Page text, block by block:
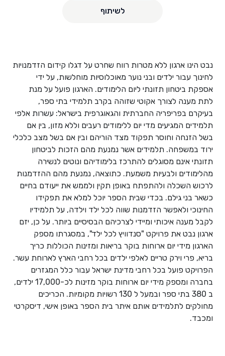
לשיתוף
נבט הינו ארגון ללא מטרות רווח שחרט על דגלו קידום הזדמנויות
לחינוך עבור ילדים ובני נוער מאוכלוסיות מוחלשות, על ידי
אספקת ביטחון תזונתי ליום הלימודים. הארגון פועל על מנת
לתת מענה לצורך אקוטי שזוהה בקרב תלמידי בתי ספר,
בעיקרם בפריפריה החברתית והגאוגרפית בישראל: עשרות אלפי
תלמידים המגיעים מדי יום ללימודים רעבים וללא מזון, בין אם
בשל הזנחה וחוסר תפקוד מצד הוריהם ובין אם בשל מצב כלכלי
ירוד במשפחה. תלמידים אשר נמנעת מהם הזכות לביטחון
תזונתי אינם מסוגלים להתרכז בלימודיהם ונוטים לנשירה
מהלימודים ולבעיות משמעת. כתוצאה, נמנעת מהם ההזדמנות
לרכוש השכלה ולהתפתח באופן תקין ולממש את ייעודם בחיים
כשאר בני גילם. בכדי שבית הספר יוכל למלא את תפקידו
החינוכי ולאפשר הזדמנות שווה לכל ילד וילדה, על תלמידיו
לקבל מענה איכותי ומיידי לצרכיהם הבסיסיים ביותר. על כן, יזם
ארגון נבט את פרויקט "סנדוויץ לכל ילד", במסגרתו מספק
הארגון מידי יום ארוחות בוקר בריאות ומזינות הכוללות כריך
בריא, פרי וירק טריים לאלפי ילדים בכל רחבי הארץ לארוחת עשר.
הפרויקט פועל בכל רחבי מדינת ישראל עבור כלל המגזרים
בחברה ומספק מידי יום ארוחות בוקר מזינות לכ-17,000 ילדים,
ב 380 בתי ספר ובמעל ל 130 רשויות מקומיות. הכריכים
מחולקים לתלמידים אותם איתר בית הספר באופן אישי, דיסקרטי
ומכבד.